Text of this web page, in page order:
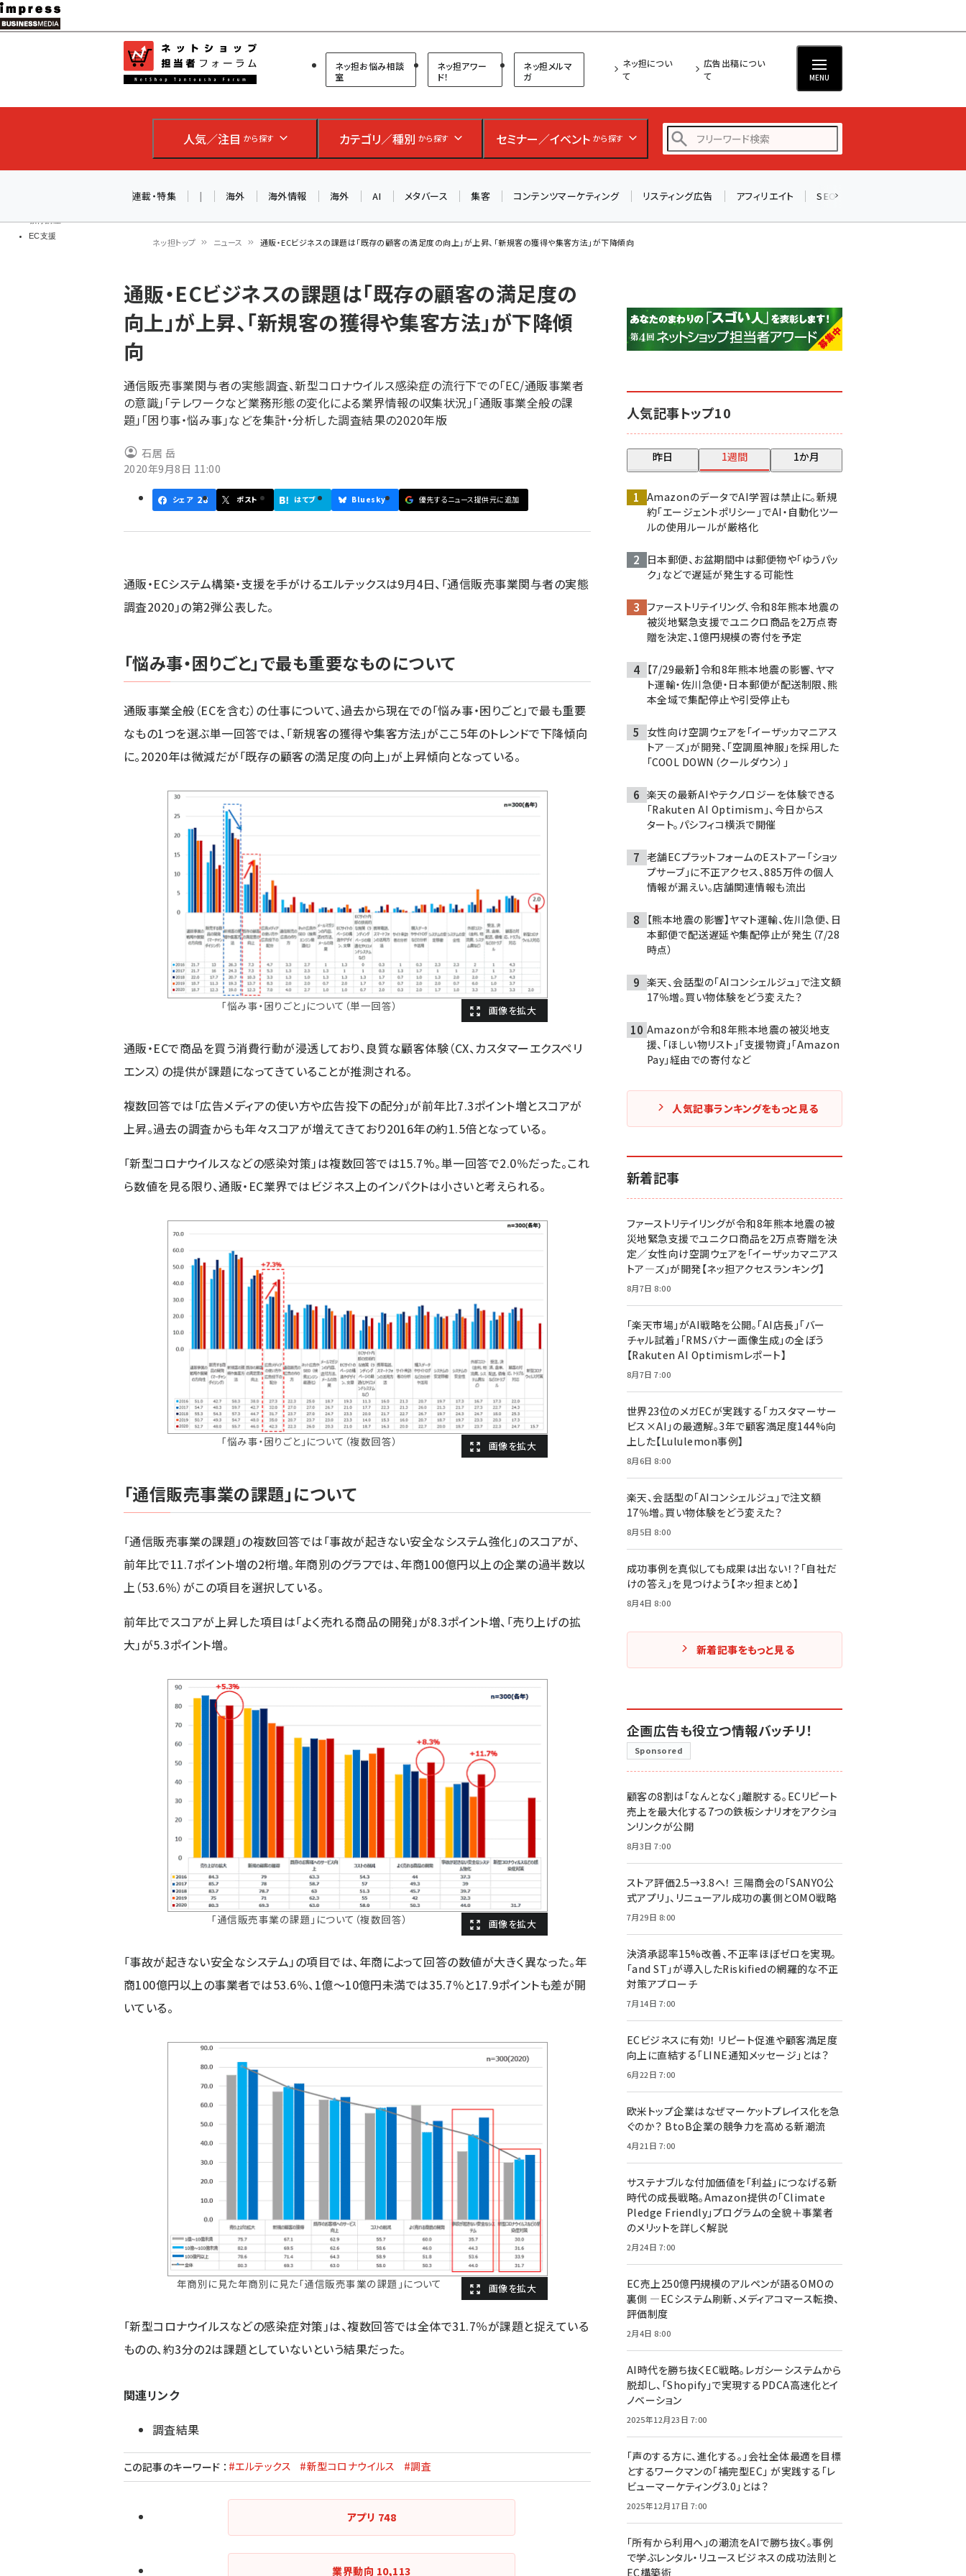
メ
イ
ン
ツ
移
教育講座
EC支援
ネットショップ担当者フォーラム
ネッ担お悩み相談
室
ネッ担アワー
ド！
ネッ担メルマ
ガ
ネッ担につい
て
広告出稿につい
て
MENU
人気／注目 から探す カテゴリ／種別 から探す セミナー／イベント から探す
アスクル (1122)
base (1081)
連載・特集 | 海外 海外情報 海外 AI メタバース 集客 コンテンツマーケティング リスティング広告 アフィリエイト SEO
ン
く
ず
ネッ担トップ ニュース 通販・ECビジネスの課題は「既存の顧客の満足度の向上」が上昇、「新規客の獲得や集客方法」が下降傾向
通販・ECビジネスの課題は「既存の顧客の満足度の
向上」が上昇、「新規客の獲得や集客方法」が下降傾
向
通信販売事業関与者の実態調査、新型コロナウイルス感染症の流行下での「EC/通販事業者
の意識」「テレワークなど業務形態の変化による業界情報の収集状況」「通販事業全般の課
題」「困り事・悩み事」などを集計・分析した調査結果の2020年版
石居 岳
2020年9月8日 11:00
シェア 28 ポスト はてブ Bluesky 優先するニュース提供元に追加
通販・ECシステム構築・支援を手がけるエルテックスは9月4日、「通信販売事業関与者の実態
調査2020」の第2弾公表した。
「悩み事・困りごと」で最も重要なものについて
通販事業全般（ECを含む）の仕事について、過去から現在での「悩み事・困りごと」で最も重要
なもの1つを選ぶ単一回答では、「新規客の獲得や集客方法」がここ5年のトレンドで下降傾向
に。2020年は微減だが「既存の顧客の満足度の向上」が上昇傾向となっている。
「悩み事・困りごと」について（単一回答）
通販・ECで商品を買う消費行動が浸透しており、良質な顧客体験（CX、カスタマーエクスペリ
エンス）の提供が課題になってきていることが推測される。
複数回答では「広告メディアの使い方や広告投下の配分」が前年比7.3ポイント増とスコアが
上昇。過去の調査からも年々スコアが増えてきており2016年の約1.5倍となっている。
「新型コロナウイルスなどの感染対策」は複数回答では15.7%。単一回答で2.0％だった。これ
ら数値を見る限り、通販・EC業界ではビジネス上のインパクトは小さいと考えられる。
「悩み事・困りごと」について（複数回答）
「通信販売事業の課題」について
「通信販売事業の課題」の複数回答では「事故が起きない安全なシステム強化」のスコアが、
前年比で11.7ポイント増の2桁増。年商別のグラフでは、年商100億円以上の企業の過半数以
上（53.6％）がこの項目を選択している。
前年比でスコアが上昇した項目は「よく売れる商品の開発」が8.3ポイント増、「売り上げの拡
大」が5.3ポイント増。
「通信販売事業の課題」について（複数回答）
「事故が起きない安全なシステム」の項目では、年商によって回答の数値が大きく異なった。年
商100億円以上の事業者では53.6％、1億～10億円未満では35.7％と17.9ポイントも差が開
いている。
年商別に見た年商別に見た「通信販売事業の課題」について
「新型コロナウイルスなどの感染症対策」は、複数回答では全体で31.7％が課題と捉えている
ものの、約3分の2は課題としていないという結果だった。
関連リンク
調査結果
この記事のキーワード ： #エルテックス #新型コロナウイルス #調査
アプリ 748
業界動向 10,113
人気記事トップ10
昨日 1週間 1か月
AmazonのデータでAI学習は禁止に。新規
約「エージェントポリシー」でAI・自動化ツー
ルの使用ルールが厳格化
日本郵便、お盆期間中は郵便物や「ゆうパッ
ク」などで遅延が発生する可能性
ファーストリテイリング、令和8年熊本地震の
被災地緊急支援でユニクロ商品を2万点寄
贈を決定、1億円規模の寄付を予定
【7/29最新】令和8年熊本地震の影響、ヤマ
ト運輸・佐川急便・日本郵便が配送制限、熊
本全域で集配停止や引受停止も
女性向け空調ウェアを「イーザッカマニアス
トア―ズ」が開発、「空調風神服」を採用した
「COOL DOWN（クールダウン）」
楽天の最新AIやテクノロジーを体験できる
「Rakuten AI Optimism」、今日からス
タート。パシフィコ横浜で開催
老舗ECプラットフォームのEストアー「ショッ
プサーブ」に不正アクセス、885万件の個人
情報が漏えい。店舗関連情報も流出
【熊本地震の影響】ヤマト運輸、佐川急便、日
本郵便で配送遅延や集配停止が発生（7/28
時点）
楽天、会話型の「AIコンシェルジュ」で注文額
17％増。買い物体験をどう変えた？
Amazonが令和8年熊本地震の被災地支
援、「ほしい物リスト」「支援物資」「Amazon
Pay」経由での寄付など
人気記事ランキングをもっと見る
新着記事
ファーストリテイリングが令和8年熊本地震の被
災地緊急支援でユニクロ商品を2万点寄贈を決
定／女性向け空調ウェアを「イーザッカマニアス
トア―ズ」が開発【ネッ担アクセスランキング】
8月7日 8:00
「楽天市場」がAI戦略を公開。「AI店長」「バー
チャル試着」「RMSバナー画像生成」の全ぼう
【Rakuten AI Optimismレポート】
8月7日 7:00
世界23位のメガECが実践する「カスタマーサー
ビス×AI」の最適解。3年で顧客満足度144%向
上した【Lululemon事例】
8月6日 8:00
楽天、会話型の「AIコンシェルジュ」で注文額
17％増。買い物体験をどう変えた？
8月5日 8:00
成功事例を真似しても成果は出ない！？「自社だ
けの答え」を見つけよう【ネッ担まとめ】
8月4日 8:00
新着記事をもっと見る
企画広告も役立つ情報バッチリ！
Sponsored
顧客の8割は「なんとなく」離脱する。ECリピート
売上を最大化する7つの鉄板シナリオをアクショ
ンリンクが公開
8月3日 7:00
ストア評価2.5→3.8へ！ 三陽商会の「SANYO公
式アプリ」、リニューアル成功の裏側とOMO戦略
7月29日 8:00
決済承認率15%改善、不正率ほぼゼロを実現。
「and ST」が導入したRiskifiedの網羅的な不正
対策アプローチ
7月14日 7:00
ECビジネスに有効！ リピート促進や顧客満足度
向上に直結する「LINE通知メッセージ」とは？
6月22日 7:00
欧米トップ企業はなぜマーケットプレイス化を急
ぐのか？ BtoB企業の競争力を高める新潮流
4月21日 7:00
サステナブルな付加価値を「利益」につなげる新
時代の成長戦略。Amazon提供の「Climate
Pledge Friendly」プログラムの全貌＋事業者
のメリットを詳しく解説
2月24日 7:00
EC売上250億円規模のアルペンが語るOMOの
裏側 ―ECシステム刷新、メディアコマース転換、
評価制度
2月4日 8:00
AI時代を勝ち抜くEC戦略。レガシーシステムから
脱却し、「Shopify」で実現するPDCA高速化とイ
ノベーション
2025年12月23日 7:00
「声のする方に、進化する。」会社全体最適を目標
とするワークマンの「補完型EC」 が実践する「レ
ビューマーケティング3.0」とは？
2025年12月17日 7:00
「所有から利用へ」の潮流をAIで勝ち抜く。事例
で学ぶレンタル・リユースビジネスの成功法則と
EC構築術
AIが買い物を代行する時代に打つべき「次の一手」とは？
アルペン、オイシックス、元UA責任者が登壇のリアルECセ
ミナー（8/26＠東京）【交流会も実施】
参加登録はこちら↑